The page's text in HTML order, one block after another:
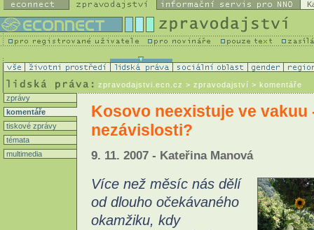
zpravodajstvi.ecn.cz > zpravodajství > komentáře
zprávy
komentáře
tiskové zprávy
témata
multimedia
Kosovo neexistuje ve
nezávislosti?
9. 11. 2007 - Kateřina Manová
Více než měsíc nás dělí
od dlouho očekávaného
okamžiku, kdy